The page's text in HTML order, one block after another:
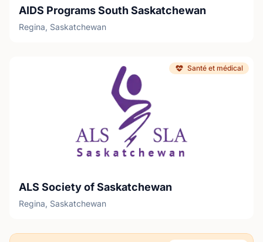
AIDS Programs South Saskatchewan
Regina, Saskatchewan
Santé et médical
ALS Society of Saskatchewan
Regina, Saskatchewan